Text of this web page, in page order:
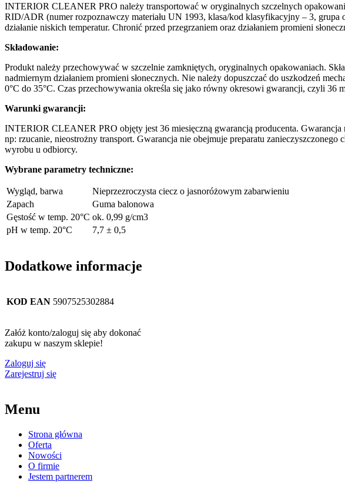
INTERIOR CLEANER PRO należy transportować w oryginalnych szczelnych
RID/ADR (numer rozpoznawczy materiału UN 1993, klasa/kod klasyfikacyjny – 3, grupa
działanie niskich temperatur. Chronić przed przegrzaniem oraz działaniem promieni
Składowanie:
Produkt należy przechowywać w szczelnie zamkniętych, oryginalnych opakowaniach.
nadmiernym działaniem promieni słonecznych. Nie należy dopuszczać do uszkodzeń
0°C do 35°C. Czas przechowywania określa się jako równy okresowi gwarancji, czyli 36
Warunki gwarancji:
INTERIOR CLEANER PRO objęty jest 36 miesięczną gwarancją producenta. Gwarancja
np: rzucanie, nieostrożny transport. Gwarancja nie obejmuje preparatu
wyrobu u odbiorcy.
Wybrane parametry techniczne:
Wygląd, barwa
Nieprzezroczysta ciecz o jasnoróżowym zabarwieniu
Zapach
Guma balonowa
Gęstość w temp. 20°C ok. 0,99 g/cm3
pH w temp. 20°C
7,7 ± 0,5
Dodatkowe informacje
KOD EAN 5907525302884
Załóż konto/zaloguj się aby dokonać
zakupu w naszym sklepie!
Zaloguj się
Zarejestruj się
Menu
Strona główna
Oferta
Nowości
O firmie
Jestem partnerem